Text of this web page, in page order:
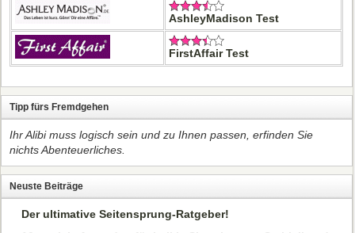
AshleyMadison Test
FirstAffair Test
Tipp fürs Fremdgehen
Ihr Alibi muss logisch sein und zu Ihnen passen, erfinden Sie
nichts Abenteuerliches.
Neuste Beiträge
Der ultimative Seitensprung-Ratgeber!